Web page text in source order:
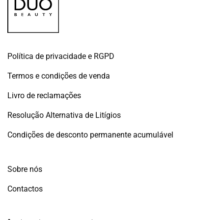
Política de privacidade e RGPD
Termos e condições de venda
Livro de reclamações
Resolução Alternativa de Litígios
Condições de desconto permanente acumulável
Sobre nós
Contactos